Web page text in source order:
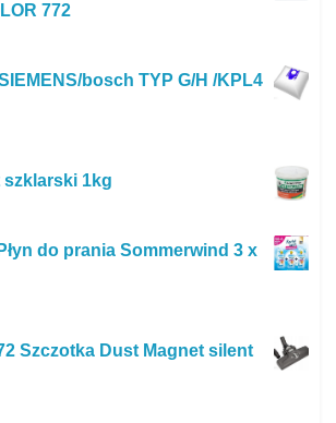
772
bosch TYP G/H /KPL4
szklarski 1kg
do prania Sommerwind 3 x
Szczotka Dust Magnet silent